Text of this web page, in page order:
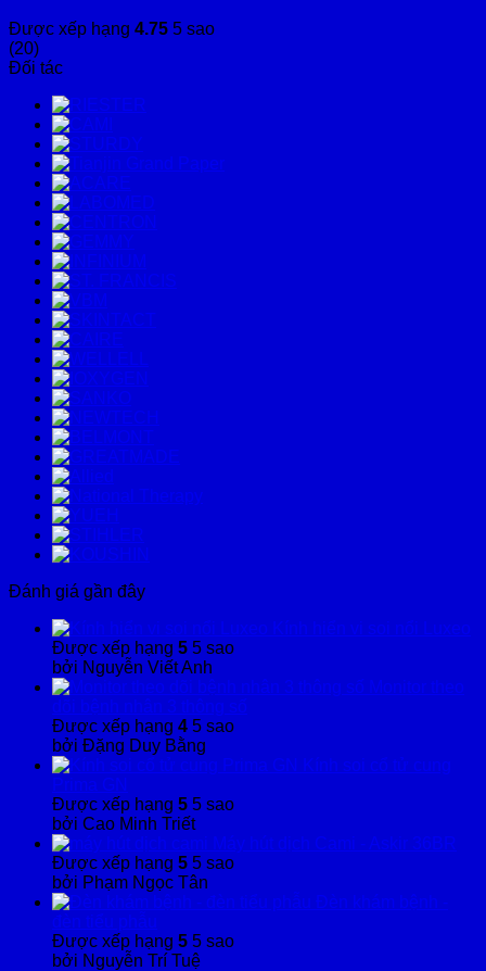
Được xếp hạng 4.75 5 sao
(20)
Đối tác
Đánh giá gần đây
Kính hiển vi soi nổi Luxeo
Được xếp hạng 5 5 sao
bởi Nguyễn Viết Anh
Monitor theo
dõi bệnh nhân 3 thông số
Được xếp hạng 4 5 sao
bởi Đặng Duy Bằng
Kính soi cổ tử cung
Prima GN
Được xếp hạng 5 5 sao
bởi Cao Minh Triết
Máy hút dịch Cami - Askir 36BR
Được xếp hạng 5 5 sao
bởi Phạm Ngọc Tân
Đèn khám bệnh -
đèn tiểu phẫu
Được xếp hạng 5 5 sao
bởi Nguyễn Trí Tuệ